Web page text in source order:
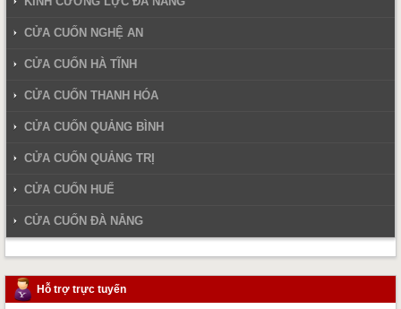
CỬA CUỐN NGHỆ AN
CỬA CUỐN HÀ TĨNH
CỬA CUỐN THANH HÓA
CỬA CUỐN QUẢNG BÌNH
CỬA CUỐN QUẢNG TRỊ
CỬA CUỐN HUẾ
CỬA CUỐN ĐÀ NẴNG
Hỗ trợ trực tuyến